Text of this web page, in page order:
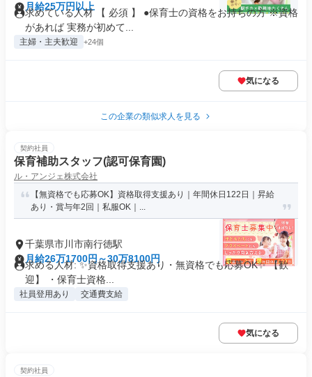
月給25万円以上
求めている人材 【 必須 】 ●保育士の資格をお持ちの方 ※資格
があれば 実務が初めて...
主婦・主夫歓迎 +24個
気になる
この企業の類似求人を見る
契約社員
保育補助スタッフ(認可保育園)
ル・アンジェ株式会社
【無資格でも応募OK】資格取得支援あり｜年間休日122日｜昇給
あり・賞与年2回｜私服OK｜...
千葉県市川市南行徳駅
月給26万1700円～30万8100円
求める人材: ✨️資格取得支援あり・無資格でも応募OK✨️ 【歓
迎】 ・保育士資格...
社員登用あり 交通費支給
気になる
契約社員